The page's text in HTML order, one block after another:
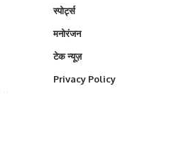
स्पोर्ट्स
मनोरंजन
टेक न्यूज़
Privacy Policy